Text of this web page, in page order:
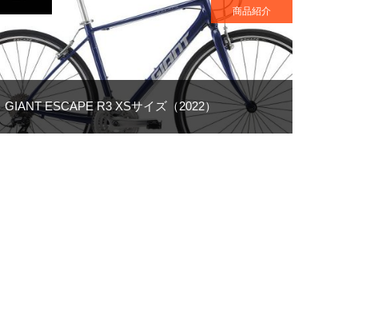
GIANT ESCAPE R3 XSサイズ（2022）
商品紹介